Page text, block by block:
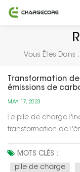
Vous Êtes Dans :
Transformation
émissions de
MAY 17, 2023
Le pile de charge
transformation de
piles de recharge
sources d'énergie
MOTS CLÉS :
pile de charge